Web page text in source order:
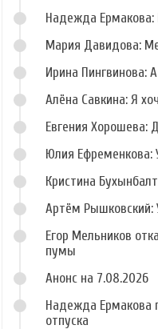
Надежда Ермакова:
Мария Давидова:
Ирина Пингвинова:
Алёна Савкина: Я
Евгения Хорошева:
Юлия Ефременкова:
Кристина
Артём Рышковский:
Егор Мельников
пумы
Анонс на 7.08.2026
Надежда Ермакова
отпуска